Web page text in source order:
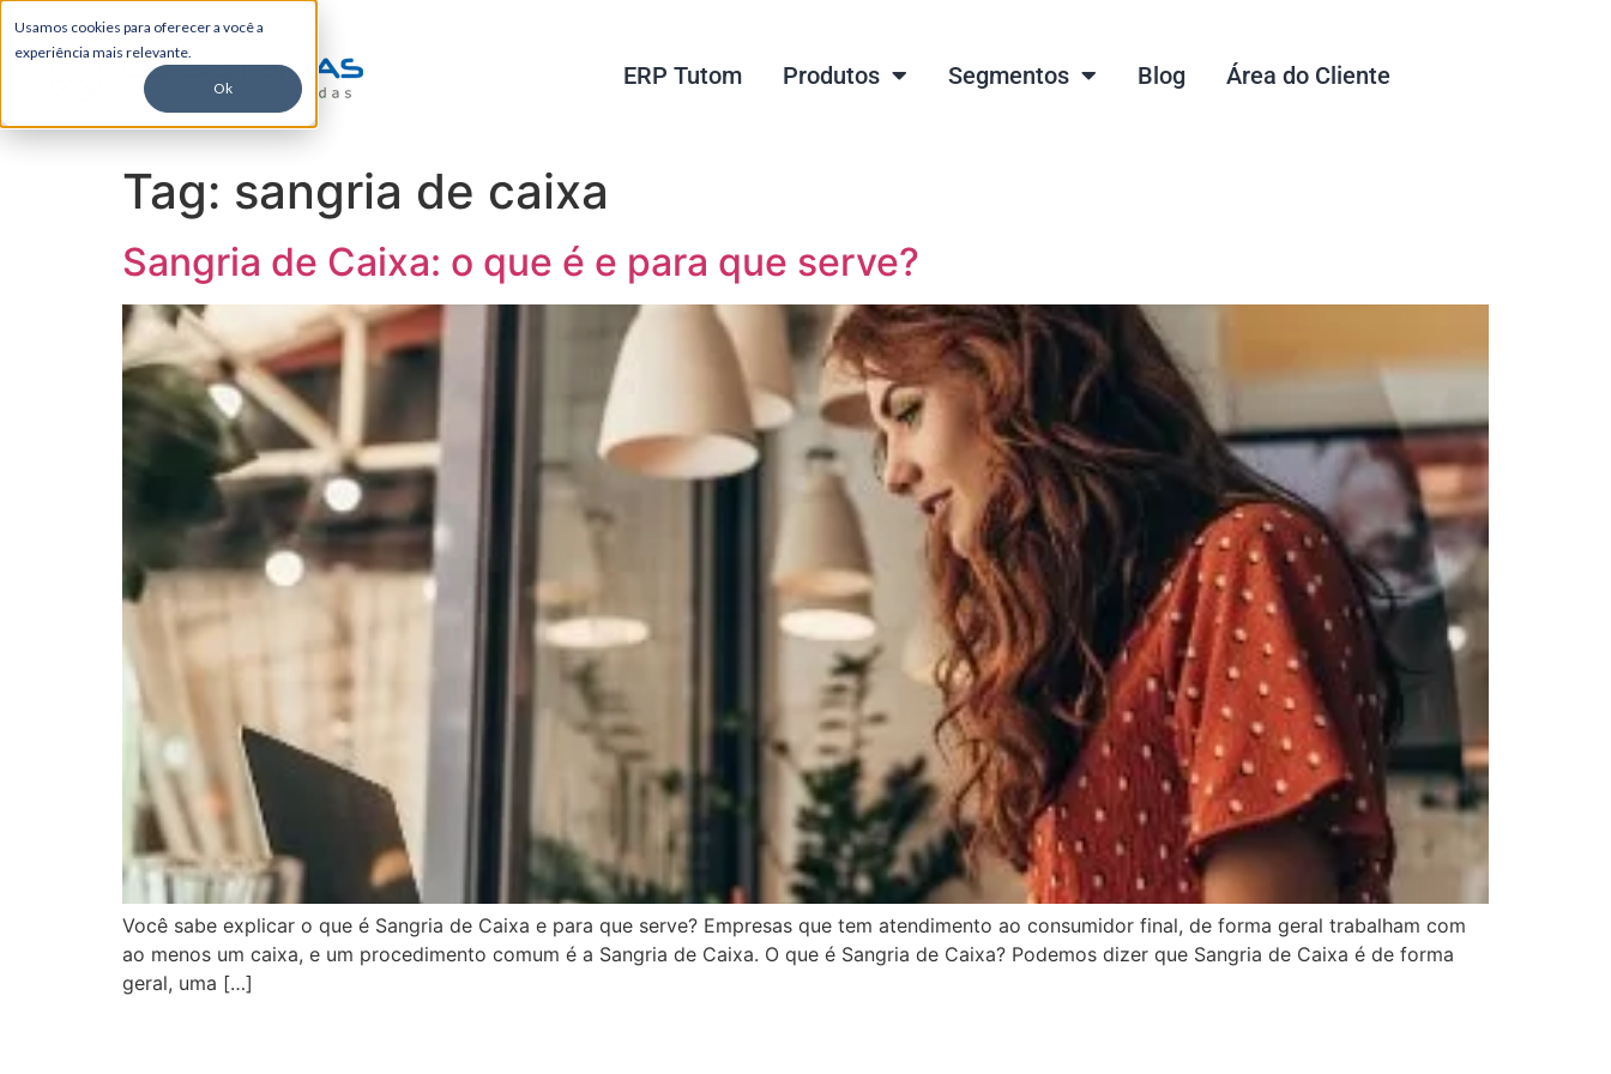
Usamos cookies para oferecer a você a
experiência mais relevante.
Ok ERP Tutom Produtos Segmentos Blog Área do Cliente
Tag: sangria de caixa
Sangria de Caixa: o que é e para que serve?
Você sabe explicar o que é Sangria de Caixa e para que serve? Empresas que tem atendimento ao consumidor final, de forma geral trabalham com
ao menos um caixa, e um procedimento comum é a Sangria de Caixa. O que é Sangria de Caixa? Podemos dizer que Sangria de Caixa é de forma
geral, uma […]